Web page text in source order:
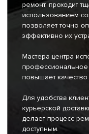
ремонт, проходит
использованием
позволяет точно
эффективно их
Мастера центра
профессиональное
повышает
Для удобства
курьерской
делает процесс
доступным.